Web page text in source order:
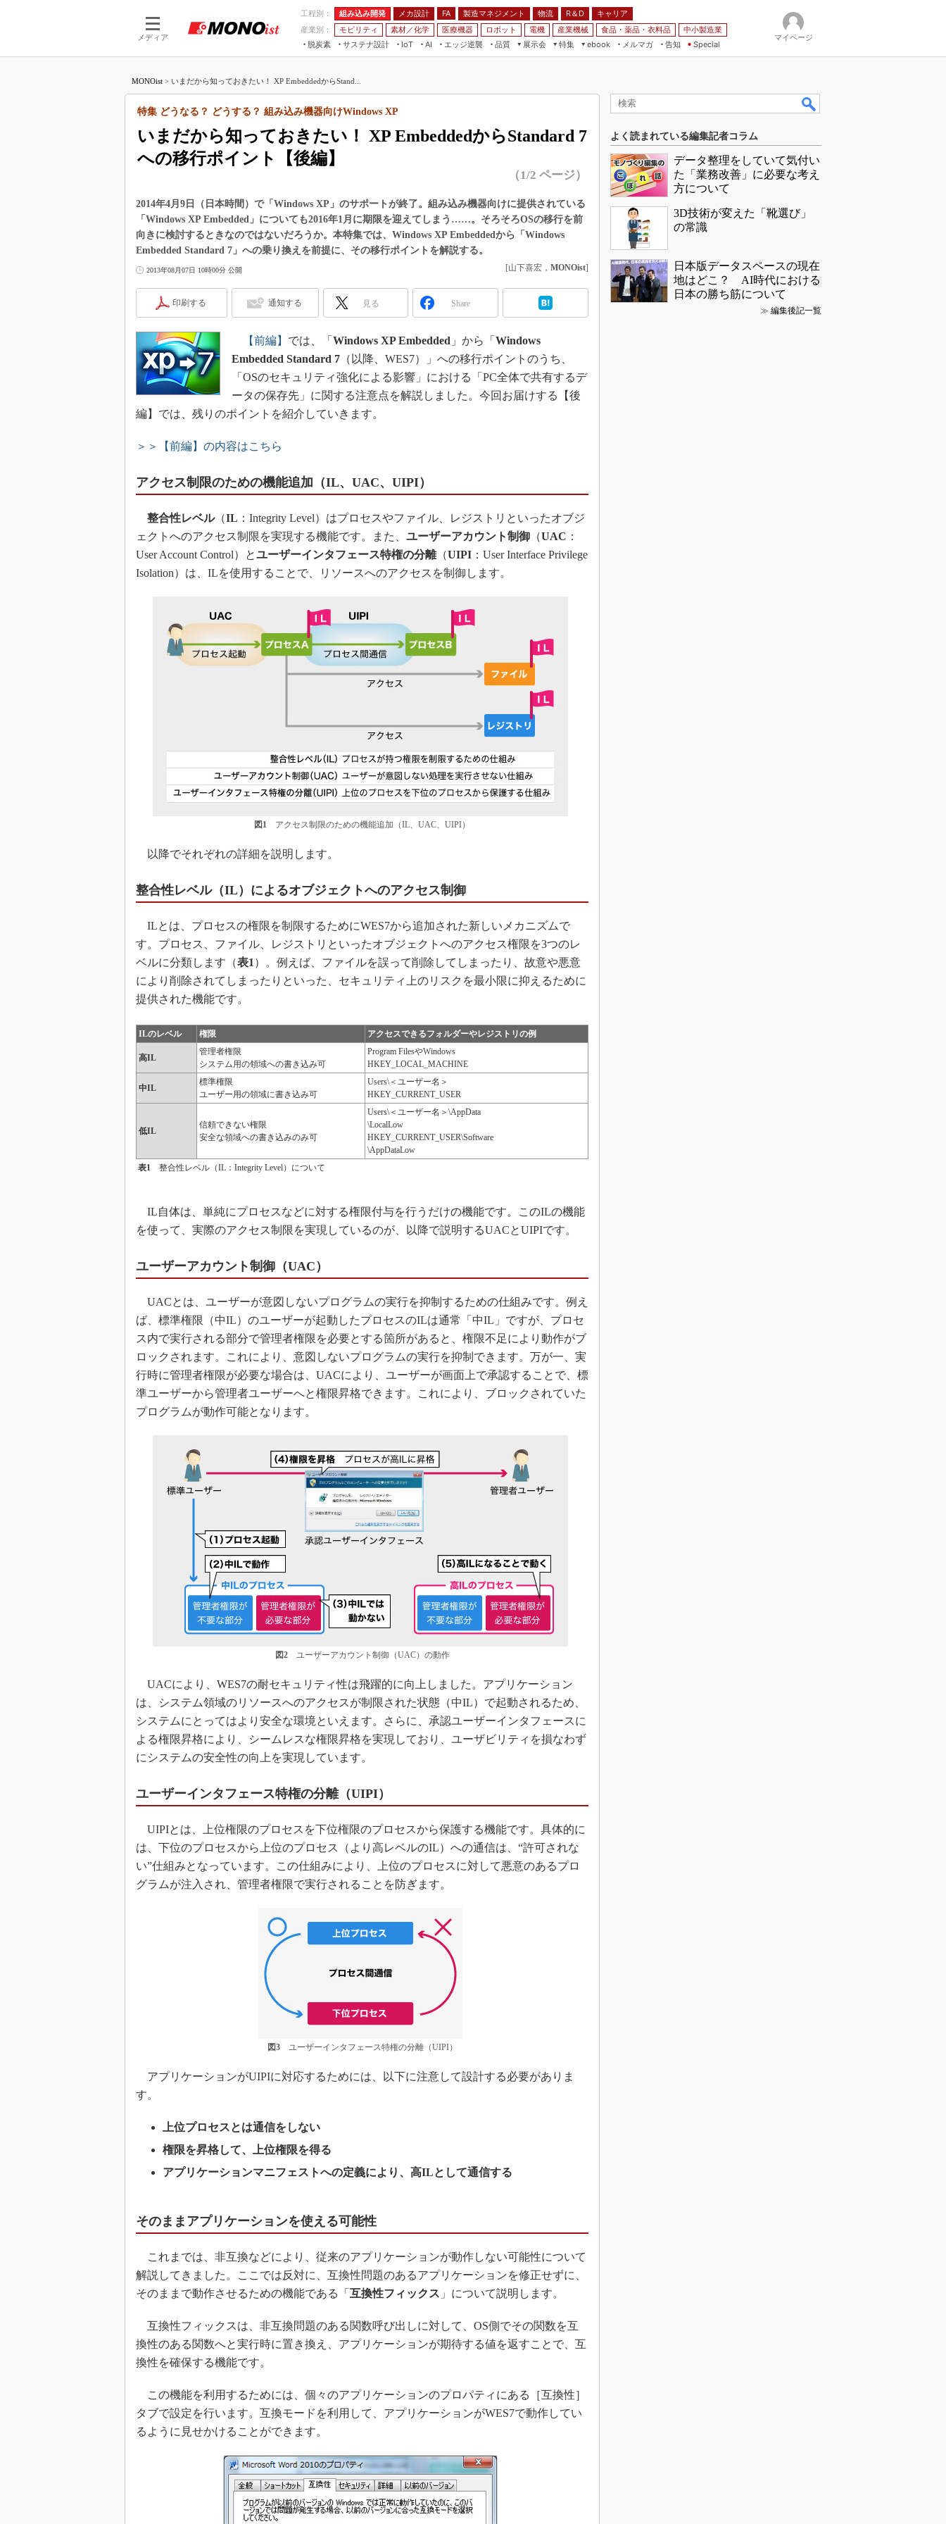
メディア
工程別： 組み込み開発 メカ設計 FA 製造マネジメント 物流 R＆D
キャリア
産業別：
モビリティ 素材／化学 医療機器 ロボット 電機 産業機械 食品・薬品・衣料品
中小製造業
脱炭素
サステナ設計
IoT
つながる工場
つながるサービス
AI
AI×設備保全
Physical AI
エッジ逆襲 品質
展示会
展＆IoT/5Gソリューション展
IIFES
TECHNO-FRONTIER
人テク展
スマート工場EXPO
日本ものづくりワールド
AUTOMOTIVE WORLD
特集
フィールドサービス
組み込みモデリング
Windows Embedded
車載ソフト開発
無償設計ツール
3Dプリンタ
デジタルツインとCAE
S＆OP
インダストリー4.0
知財マネジメント
海外生産
グローバル設計・開発
制御セキュリティ
新型コロナへの対応
ebook
モビリティ
メルマガ
告知 Special
マイページ
MONOist > いまだから知っておきたい！ XP EmbeddedからStand...
いまだから知っておきたい！ XP EmbeddedからStandard 7
への移行ポイント【後編】
特集 どうなる？ どうする？ 組み込み機器向けWindows XP
（1/2 ページ）
2014年4月9日（日本時間）で「Windows XP」のサポートが終了。組み込み機器向けに提供されている
「Windows XP Embedded」についても2016年1月に期限を迎えてしまう……。そろそろOSの移行を前
向きに検討するときなのではないだろうか。本特集では、Windows XP Embeddedから「Windows
Embedded Standard 7」への乗り換えを前提に、その移行ポイントを解説する。
2013年08月07日 10時00分 公開 [山下喜宏， MONOist]
印刷する 通知する 見る Share
【前編】 では、「 Windows XP Embedded 」から「 Windows
Embedded Standard 7 （以降、WES7）」への移行ポイントのうち、
「OSのセキュリティ強化による影響」における「PC全体で共有するデ
ータの保存先」に関する注意点を解説しました。今回お届けする【後
編】では、残りのポイントを紹介していきます。
＞＞【前編】の内容はこちら
アクセス制限のための機能追加（IL、UAC、UIPI）
整合性レベル（IL ：Integrity Level）はプロセスやファイル、レジストリといったオブジ
ェクトへのアクセス制限を実現する機能です。また、 ユーザーアカウント制御 （UAC ：
User Account Control）とユーザーインタフェース特権の分離（UIPI ：User Interface Privilege
Isolation）は、ILを使用することで、リソースへのアクセスを制御します。
図1 アクセス制限のための機能追加（IL、UAC、UIPI）
以降でそれぞれの詳細を説明します。
整合性レベル（IL）によるオブジェクトへのアクセス制御
ILとは、プロセスの権限を制限するためにWES7から追加された新しいメカニズムで
す。プロセス、ファイル、レジストリといったオブジェクトへのアクセス権限を3つのレ
ベルに分類します（表1 ）。例えば、ファイルを誤って削除してしまったり、故意や悪意
により削除されてしまったりといった、セキュリティ上のリスクを最小限に抑えるために
提供された機能です。
ILのレベル 権限 アクセスできるフォルダーやレジストリの例
高IL
管理者権限
システム用の領域への書き込み可
Program FilesやWindows
HKEY_LOCAL_MACHINE
中IL
標準権限
ユーザー用の領域に書き込み可
Users\＜ユーザー名＞
HKEY_CURRENT_USER
低IL
信頼できない権限
安全な領域への書き込みのみ可
Users\＜ユーザー名＞\AppData
\LocalLow
HKEY_CURRENT_USER\Software
\AppDataLow
表1 整合性レベル（IL：Integrity Level）について
IL自体は、単純にプロセスなどに対する権限付与を行うだけの機能です。このILの機能
を使って、実際のアクセス制限を実現しているのが、以降で説明するUACとUIPIです。
ユーザーアカウント制御（UAC）
UACとは、ユーザーが意図しないプログラムの実行を抑制するための仕組みです。例え
ば、標準権限（中IL）のユーザーが起動したプロセスのILは通常「中IL」ですが、プロセ
ス内で実行される部分で管理者権限を必要とする箇所があると、権限不足により動作がブ
ロックされます。これにより、意図しないプログラムの実行を抑制できます。万が一、実
行時に管理者権限が必要な場合は、UACにより、ユーザーが画面上で承認することで、標
準ユーザーから管理者ユーザーへと権限昇格できます。これにより、ブロックされていた
プログラムが動作可能となります。
図2ユーザーアカウント制御（UAC）の動作
UACにより、WES7の耐セキュリティ性は飛躍的に向上しました。アプリケーション
は、システム領域のリソースへのアクセスが制限された状態（中IL）で起動されるため、
システムにとってはより安全な環境といえます。さらに、承認ユーザーインタフェースに
よる権限昇格により、シームレスな権限昇格を実現しており、ユーザビリティを損なわず
にシステムの安全性の向上を実現しています。
ユーザーインタフェース特権の分離（UIPI）
UIPIとは、上位権限のプロセスを下位権限のプロセスから保護する機能です。具体的に
は、下位のプロセスから上位のプロセス（より高レベルのIL）への通信は、“許可されな
い”仕組みとなっています。この仕組みにより、上位のプロセスに対して悪意のあるプロ
グラムが注入され、管理者権限で実行されることを防ぎます。
図3ユーザーインタフェース特権の分離（UIPI）
アプリケーションがUIPIに対応するためには、以下に注意して設計する必要がありま
す。
上位プロセスとは通信をしない
権限を昇格して、上位権限を得る
アプリケーションマニフェストへの定義により、高ILとして通信する
そのままアプリケーションを使える可能性
これまでは、非互換などにより、従来のアプリケーションが動作しない可能性について
解説してきました。ここでは反対に、互換性問題のあるアプリケーションを修正せずに、
そのままで動作させるための機能である「 互換性フィックス 」について説明します。
互換性フィックスは、非互換問題のある関数呼び出しに対して、OS側でその関数を互
換性のある関数へと実行時に置き換え、アプリケーションが期待する値を返すことで、互
換性を確保する機能です。
この機能を利用するためには、個々のアプリケーションのプロパティにある［互換性］
タブで設定を行います。互換モードを利用して、アプリケーションがWES7で動作してい
るように見せかけることができます。
よく読まれている編集記者コラム
データ整理をしていて気付い
た「業務改善」に必要な考え
方について
3D技術が変えた「靴選び」
の常識
日本版データスペースの現在
地はどこ？ AI時代における
日本の勝ち筋について
≫ 編集後記一覧